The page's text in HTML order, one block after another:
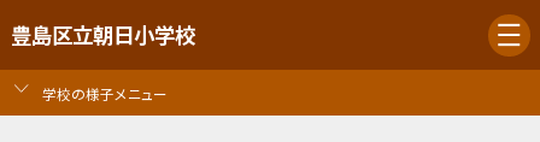
豊島区立朝日小学校
学校の様子メニュー